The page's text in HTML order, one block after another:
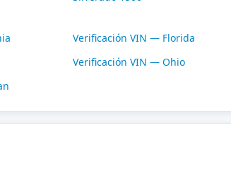
Verificación VIN — Florida
Verificación VIN — Ohio